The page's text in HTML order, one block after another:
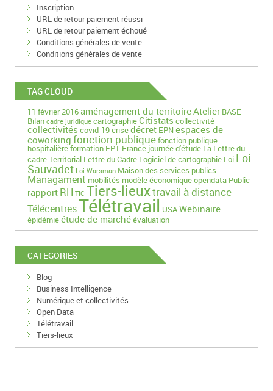
Inscription
URL de retour paiement réussi
URL de retour paiement échoué
Conditions générales de vente
Conditions générales de vente
TAG CLOUD
11 février 2016aménagement du territoireAtelier BASE
Bilan cadre juridique cartographieCitistats collectivité
collectivités covid-19crisedécret EPN espaces de
coworking fonction publiquefonction publique
hospitalièreformation FPT France journée d'étude La Lettre du
cadre Territorial Lettre du Cadre Logiciel de cartographie Loi Loi
Sauvadet Loi Warsman Maison des services publics
Managament mobilités modèle économiqueopendata Public
rapport RH TIC Tiers-lieuxtravail à distance
TélécentresTélétravail USAWebinaire
épidémieétude de marchéévaluation
CATEGORIES
Blog
Business Intelligence
Numérique et collectivités
Open Data
Télétravail
Tiers-lieux